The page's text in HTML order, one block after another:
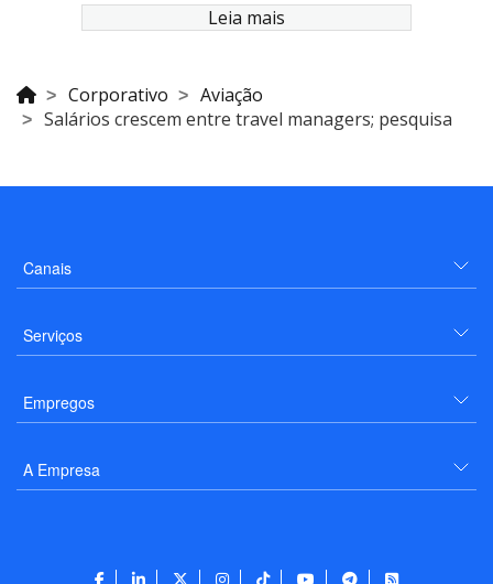
Leia mais
Corporativo
Aviação
Salários crescem entre travel managers; pesquisa
Canais
Serviços
Empregos
A Empresa